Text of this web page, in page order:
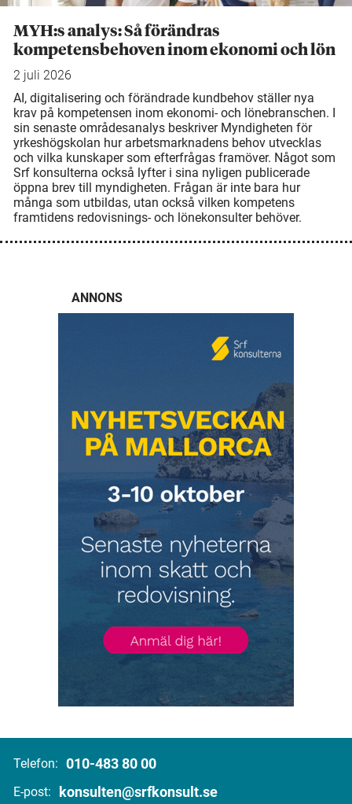
MYH:s analys: Så förändras
kompetensbehoven inom ekonomi och lön
2 juli 2026
AI, digitalisering och förändrade kundbehov ställer nya
krav på kompetensen inom ekonomi- och lönebranschen. I
sin senaste områdesanalys beskriver Myndigheten för
yrkeshögskolan hur arbetsmarknadens behov utvecklas
och vilka kunskaper som efterfrågas framöver. Något som
Srf konsulterna också lyfter i sina nyligen publicerade
öppna brev till myndigheten. Frågan är inte bara hur
många som utbildas, utan också vilken kompetens
framtidens redovisnings- och lönekonsulter behöver.
ANNONS
Telefon: 010-483 80 00
E-post: konsulten@srfkonsult.se